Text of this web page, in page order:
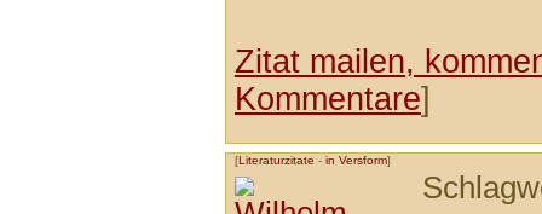
Zitat mailen,
Kommentare]
[Literaturzitate - in Versform]